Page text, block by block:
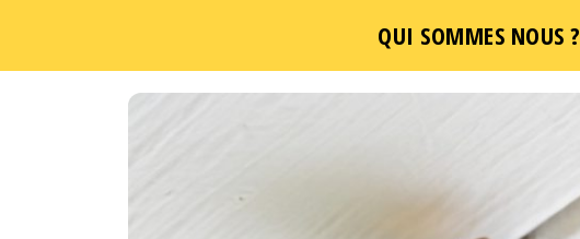
QUI SOMMES NOUS ?
Passer